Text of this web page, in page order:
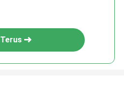
Terus